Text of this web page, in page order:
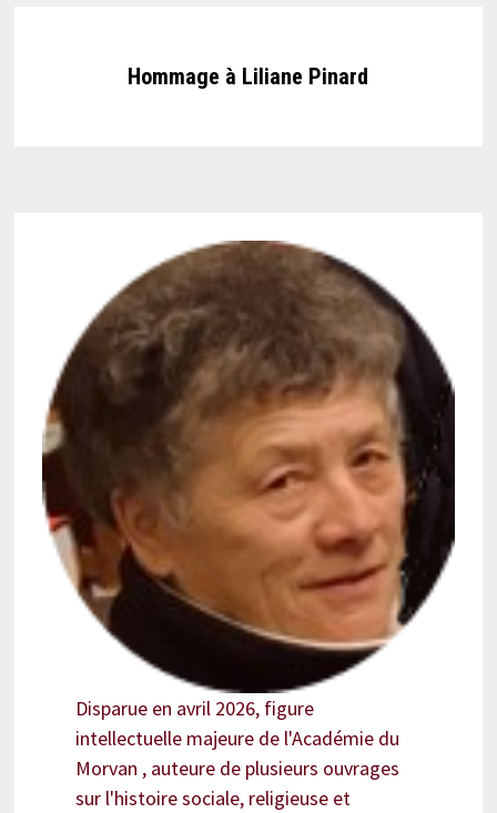
Hommage à Liliane Pinard
Disparue en avril 2026, figure
intellectuelle majeure de l'Académie du
Morvan , auteure de plusieurs ouvrages
sur l'histoire sociale, religieuse et